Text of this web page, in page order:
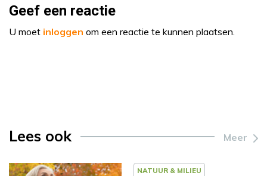
Geef een reactie
U moet inloggen om een reactie te kunnen plaatsen.
Lees ook Meer
NATUUR & MILIEU